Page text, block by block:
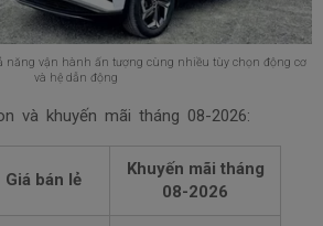
năng vận hành ấn tượng cùng nhiều tùy chọn động cơ
và hệ dẫn động
và khuyến mãi tháng 08-2026:
Giá bán lẻ
Khuyến mãi tháng
08-2026